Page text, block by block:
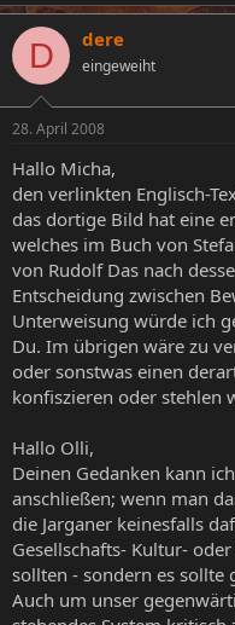
D dere
eingeweiht
28. April 2008
Hallo Micha,
den verlinkten Englisch-
das dortige Bild hat eine
welches im Buch von
von Rudolf Das nach
Entscheidung zwischen
Unterweisung würde ich
Du. Im übrigen wäre zu
oder sonstwas einen
konfiszieren oder stehlen
Hallo Olli,
Deinen Gedanken kann
anschließen; wenn man
die Jarganer keinesfalls
Gesellschafts- Kultur-
sollten - sondern es sollte
Auch um unser